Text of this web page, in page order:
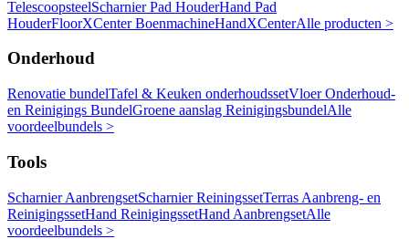
TelescoopsteelScharnier Pad HouderHand Pad
HouderFloorXCenter BoenmachineHandXCenterAlle producten >
Onderhoud
Renovatie bundelTafel & Keuken onderhoudssetVloer Onderhoud-
en Reinigings BundelGroene aanslag ReinigingsbundelAlle
voordeelbundels >
Tools
Scharnier AanbrengsetScharnier ReiningssetTerras Aanbreng- en
ReinigingssetHand ReinigingssetHand AanbrengsetAlle
voordeelbundels >